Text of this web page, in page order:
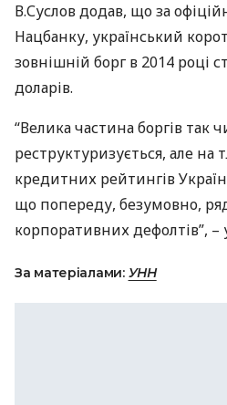
В.Суслов додав, що за
Нацбанку, український
зовнішній борг в 2014 році
доларів.
“Велика частина боргів так
реструктуризується, але на
кредитних рейтингів
що попереду, безумовно,
корпоративних дефолтів”,
За матеріалами: УНН